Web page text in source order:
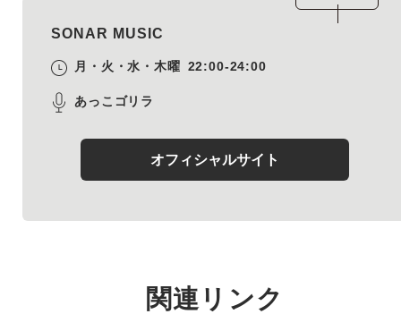
SONAR MUSIC
月・火・水・木曜 22:00-24:00
あっこゴリラ
オフィシャルサイト
関連リンク